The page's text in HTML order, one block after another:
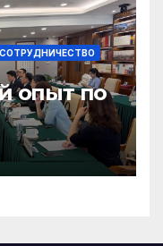
опыт по